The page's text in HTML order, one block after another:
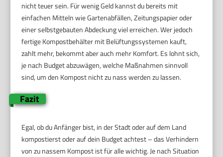
nicht teuer sein. Für wenig Geld kannst du bereits mit
einfachen Mitteln wie Gartenabfällen, Zeitungspapier oder
einer selbstgebauten Abdeckung viel erreichen. Wer jedoch
fertige Kompostbehälter mit Belüftungssystemen kauft,
zahlt mehr, bekommt aber auch mehr Komfort. Es lohnt sich,
je nach Budget abzuwägen, welche Maßnahmen sinnvoll
sind, um den Kompost nicht zu nass werden zu lassen.
Fazit
Egal, ob du Anfänger bist, in der Stadt oder auf dem Land
kompostierst oder auf dein Budget achtest – das Verhindern
von zu nassem Kompost ist für alle wichtig. Je nach Situation